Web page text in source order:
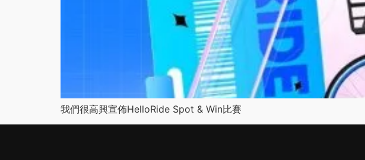
我們很高興宣佈HelloRide Spot & Win比賽